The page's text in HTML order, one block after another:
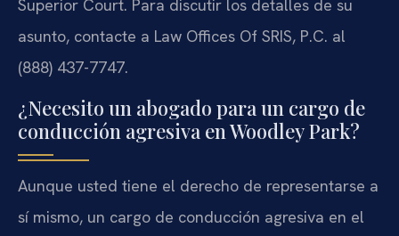
Superior Court. Para discutir los detalles de su
asunto, contacte a Law Offices Of SRIS, P.C. al
(888) 437-7747.
¿Necesito un abogado para un cargo de
conducción agresiva en Woodley Park?
Aunque usted tiene el derecho de representarse a
sí mismo, un cargo de conducción agresiva en el